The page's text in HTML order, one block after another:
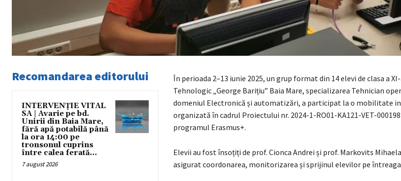
Recomandarea editorului
INTERVENȚIE VITAL
SA | Avarie pe bd.
Unirii din Baia Mare,
fără apă potabilă până
la ora 14:00 pe
tronsonul cuprins
între calea ferată...
7 august 2026
În perioada 2–13 iunie 2025, un grup format din 14 elevi de clasa a
Tehnologic „George Barițiu” Baia Mare, specializarea Tehnician
domeniul Electronică și automatizări, a participat la o mobilitate
organizată în cadrul Proiectului nr. 2024-1-RO01-KA121-VET-
programul Erasmus+.
Elevii au fost însoțiți de prof. Cionca Andrei și prof. Markovits
asigurat coordonarea, monitorizarea și sprijinul elevilor pe